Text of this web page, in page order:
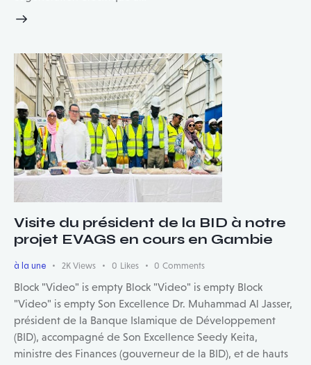
Visite du président de la BID à notre
projet EVAGS en cours en Gambie
à la une 2K Views 0 Likes 0 Comments
Block "Video" is empty Block "Video" is empty Block
"Video" is empty Son Excellence Dr. Muhammad Al Jasser,
président de la Banque Islamique de Développement
(BID), accompagné de Son Excellence Seedy Keita,
ministre des Finances (gouverneur de la BID), et de hauts